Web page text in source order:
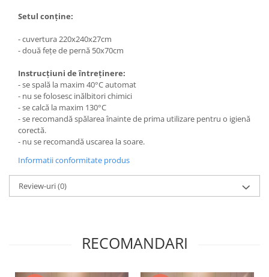
Setul conține:
- cuvertura 220x240x27cm
- două fețe de pernă 50x70cm
Instrucțiuni de întreținere:
- se spală la maxim 40°C automat
- nu se folosesc inălbitori chimici
- se calcă la maxim 130°C
- se recomandă spălarea înainte de prima utilizare pentru o igienă
corectă.
- nu se recomandă uscarea la soare.
Informatii conformitate produs
Review-uri(0)
RECOMANDARI